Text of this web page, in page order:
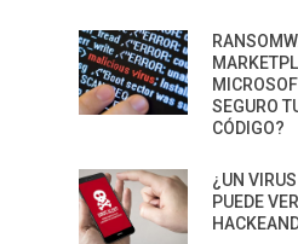
SEGURO
CÓDIGO?
¿UN
PUEDE